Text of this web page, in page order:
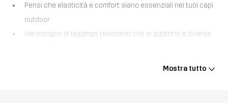
Pensi che elasticità e comfort siano essenziali nei tuoi capi
outdoor
Hai bisogno di leggings resistenti che si adattino a diverse
I leggings Summit Core sono pensati per le donne che desiderano
Mostra tutto